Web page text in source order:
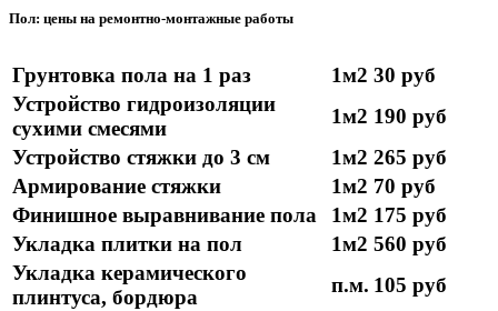
Пол: цены на ремонтно-монтажные работы
Грунтовка пола на 1 раз 1м2 30 руб
Устройство гидроизоляции
сухими смесями
1м2 190 руб
Устройство стяжки до 3 см
1м2 265 руб
Армирование стяжки
1м2 70 руб
Финишное выравнивание пола
1м2 175 руб
Укладка плитки на пол
1м2 560 руб
Укладка керамического
плинтуса, бордюра
п.м. 105 руб